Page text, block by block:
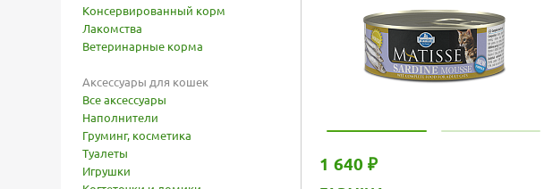
Консервированный корм
Лакомства
Ветеринарные корма
Аксессуары для кошек
Все аксессуары
Наполнители
Груминг, косметика
Туалеты
Игрушки
1 640 ₽